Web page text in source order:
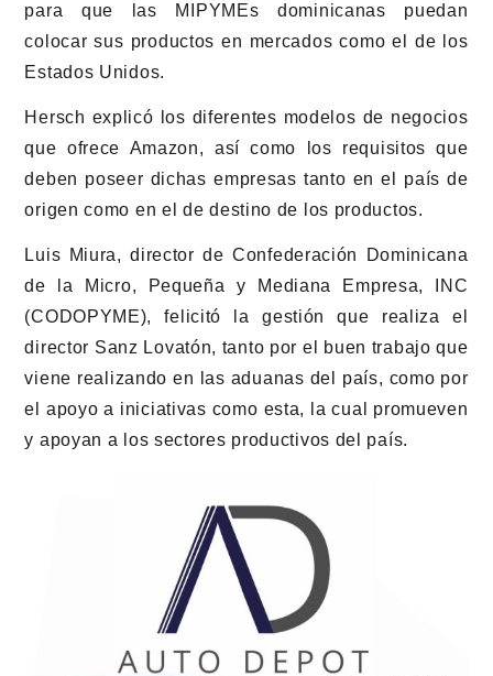
para que las MIPYMEs dominicanas puedan
colocar sus productos en mercados como el de los
Estados Unidos.
Hersch explicó los diferentes modelos de negocios
que ofrece Amazon, así como los requisitos que
deben poseer dichas empresas tanto en el país de
origen como en el de destino de los productos.
Luis Miura, director de Confederación Dominicana
de la Micro, Pequeña y Mediana Empresa, INC
(CODOPYME), felicitó la gestión que realiza el
director Sanz Lovatón, tanto por el buen trabajo que
viene realizando en las aduanas del país, como por
el apoyo a iniciativas como esta, la cual promueven
y apoyan a los sectores productivos del país.